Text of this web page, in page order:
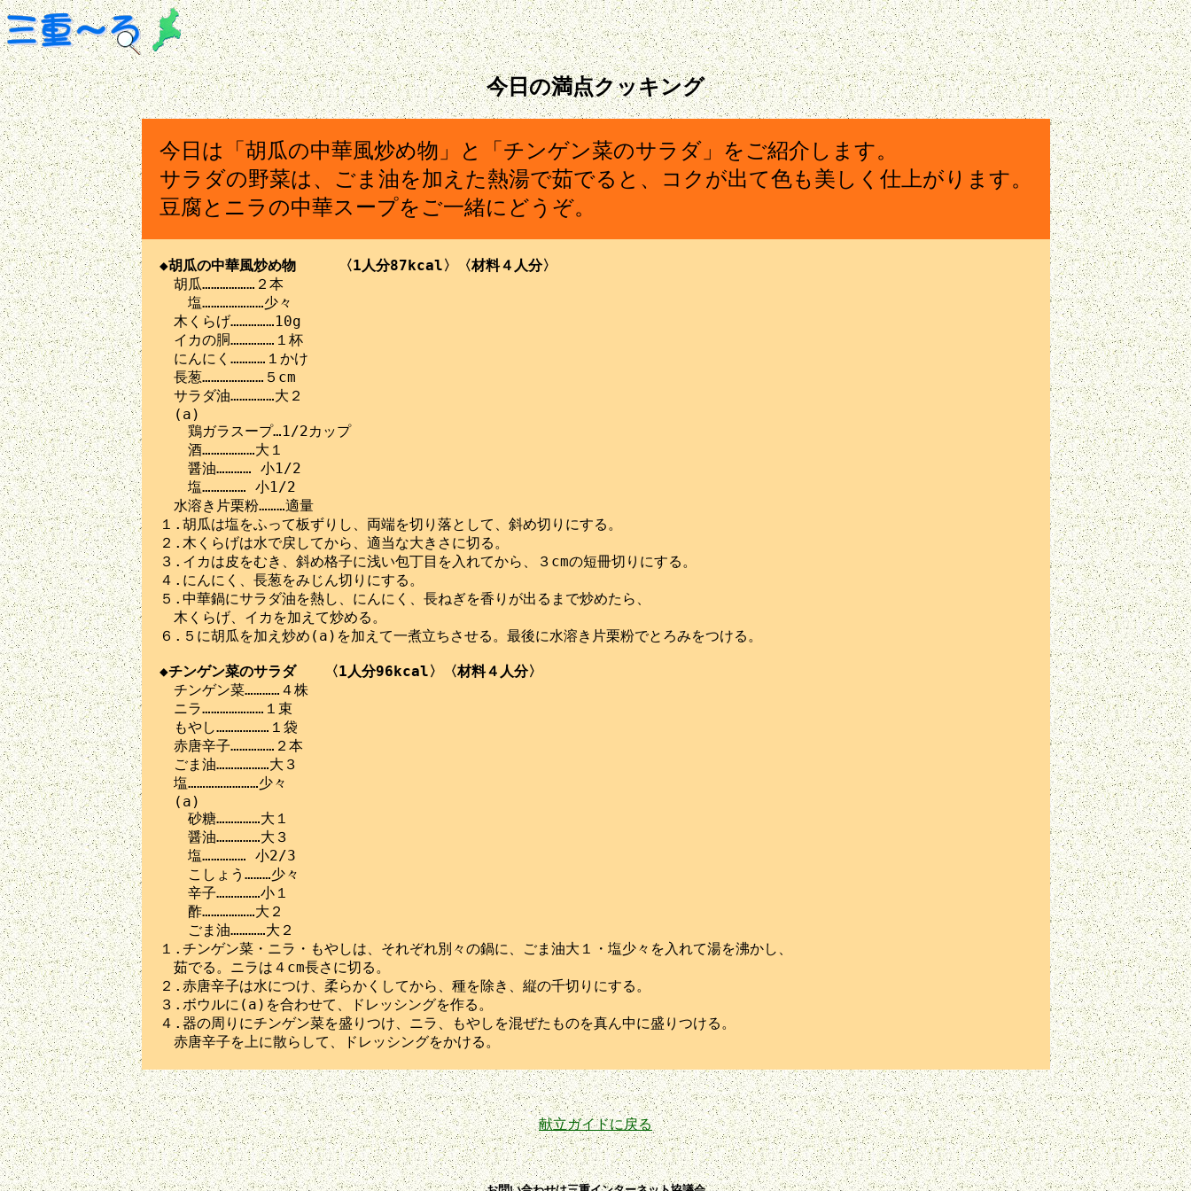
今日の満点クッキング
今日は「胡瓜の中華風炒め物」と「チンゲン菜のサラダ」をご紹介します。
サラダの野菜は、ごま油を加えた熱湯で茹でると、コクが出て色も美しく仕上がります。
豆腐とニラの中華スープをご一緒にどうぞ。
◆胡瓜の中華風炒め物　　　〈1人分87kcal〉〈材料４人分〉
胡瓜………………２本
塩…………………少々
木くらげ……………10g
イカの胴……………１杯
にんにく…………１かけ
長葱…………………５cm
サラダ油……………大２
(a)
鶏ガラスープ…1/2カップ
酒………………大１
醤油………… 小1/2
塩…………… 小1/2
水溶き片栗粉………適量
１.胡瓜は塩をふって板ずりし、両端を切り落として、斜め切りにする。
２.木くらげは水で戻してから、適当な大きさに切る。
３.イカは皮をむき、斜め格子に浅い包丁目を入れてから、３cmの短冊切りにする。
４.にんにく、長葱をみじん切りにする。
５.中華鍋にサラダ油を熱し、にんにく、長ねぎを香りが出るまで炒めたら、
木くらげ、イカを加えて炒める。
６.５に胡瓜を加え炒め(a)を加えて一煮立ちさせる。最後に水溶き片栗粉でとろみをつける。
◆チンゲン菜のサラダ　　〈1人分96kcal〉〈材料４人分〉
チンゲン菜…………４株
ニラ…………………１束
もやし………………１袋
赤唐辛子……………２本
ごま油………………大３
塩……………………少々
(a)
砂糖……………大１
醤油……………大３
塩…………… 小2/3
こしょう………少々
辛子……………小１
酢………………大２
ごま油…………大２
１.チンゲン菜・ニラ・もやしは、それぞれ別々の鍋に、ごま油大１・塩少々を入れて湯を沸かし、
茹でる。ニラは４cm長さに切る。
２.赤唐辛子は水につけ、柔らかくしてから、種を除き、縦の千切りにする。
３.ボウルに(a)を合わせて、ドレッシングを作る。
４.器の周りにチンゲン菜を盛りつけ、ニラ、もやしを混ぜたものを真ん中に盛りつける。
献立ガイドに戻る